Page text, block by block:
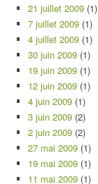
21 juillet 2009 (1)
7 juillet 2009 (1)
4 juillet 2009 (1)
30 juin 2009 (1)
19 juin 2009 (1)
12 juin 2009 (1)
4 juin 2009 (1)
3 juin 2009 (2)
2 juin 2009 (2)
27 mai 2009 (1)
19 mai 2009 (1)
11 mai 2009 (1)